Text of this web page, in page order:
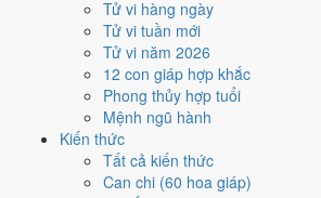
Tử vi hàng ngày
Tử vi tuần mới
Tử vi năm 2026
12 con giáp hợp khắc
Phong thủy hợp tuổi
Mệnh ngũ hành
Kiến thức
Tất cả kiến thức
Can chi (60 hoa giáp)
Tân Tỵ, nhờ người tuổi này thay mặt
giảm phần xung của gia chủ. Cách
hướng dẫn xem tuổi làm nhà
Các cách trên dựa trên quy tắc lịch pháp
tham khảo văn hóa - tín ngưỡng, không thay
môn của bạn.
Giờ hoàng đạo ngày